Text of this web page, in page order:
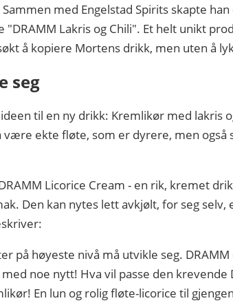
med Engelstad Spirits skapte han
"DRAMM Lakris og Chili". Et helt unikt
å kopiere Mortens drikk, men uten å
seg
til en ny drikk: Kremlikør med lakris
være ekte fløte, som er dyrere, men også
Licorice Cream - en rik, kremet
Den kan nytes lett avkjølt, for seg selv,
på høyeste nivå må utvikle seg.
noe nytt! Hva vil passe den krevende
En lun og rolig fløte-licorice til